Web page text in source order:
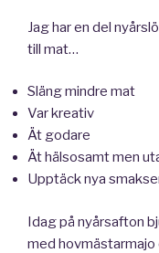
Jag har en del
till mat…
Släng mindre mat
Var kreativ
Ät godare
Ät hälsosamt men
Upptäck nya
Idag på nyårsafton
med hovmästarmajo